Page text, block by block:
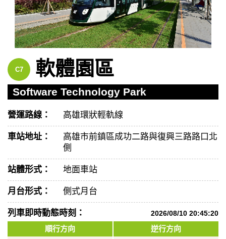
C7 軟體園區
Software Technology Park
營運路線： 高雄環狀輕軌線
車站地址：
高雄市前鎮區成功二路與復興三路路口北
側
站體形式： 地面車站
月台形式： 側式月台
列車即時動態時刻： 2026/08/10 20:45:20
順行方向
逆行方向